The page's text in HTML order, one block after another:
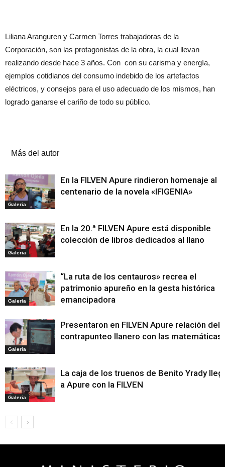
Liliana Aranguren y Carmen Torres trabajadoras de la
Corporación, son las protagonistas de la obra, la cual llevan
realizando desde hace 3 años. Con con su carisma y energía,
ejemplos cotidianos del consumo indebido de los artefactos
eléctricos, y consejos para el uso adecuado de los mismos, han
logrado ganarse el cariño de todo su público.
Más del autor
Galeria
En la FILVEN Apure rindieron homenaje al
centenario de la novela «IFIGENIA»
Galeria
En la 20.ª FILVEN Apure está disponible
colección de libros dedicados al llano
Galeria
“La ruta de los centauros» recrea el
patrimonio apureño en la gesta histórica
emancipadora
Galeria
Presentaron en FILVEN Apure relación del
contrapunteo llanero con las matemáticas
Galeria
La caja de los truenos de Benito Yrady
a Apure con la FILVEN